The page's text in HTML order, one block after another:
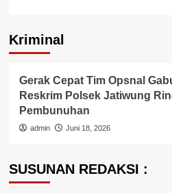
Kriminal
Berita Polisi
Gerak Cepat Tim Opsnal
Reskrim Polsek Jatiwung
Pembunuhan
admin Juni 18, 2026
SUSUNAN REDAKSI :